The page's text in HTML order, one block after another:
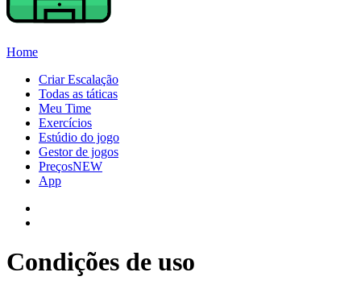
Home
Criar Escalação
Todas as táticas
Meu Time
Exercícios
Estúdio do jogo
Gestor de jogos
PreçosNEW
App
Condições de uso